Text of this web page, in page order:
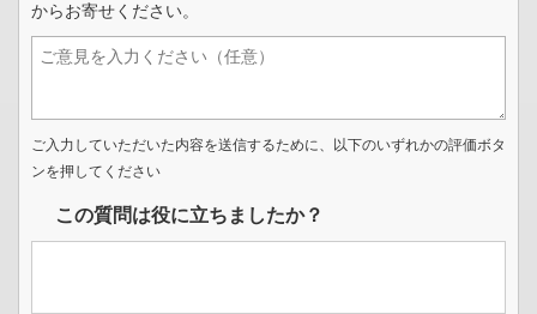
からお寄せください。
ご入力していただいた内容を送信するために、以下のいずれかの評価ボタ
ンを押してください
この質問は役に立ちましたか？